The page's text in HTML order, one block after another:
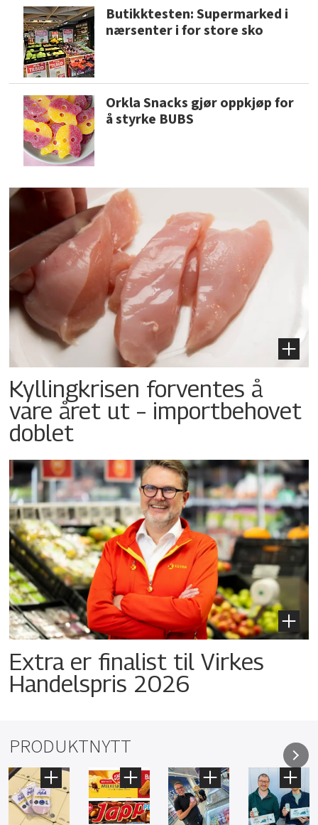
Butikktesten: Supermarked i
nærsenter i for store sko
Orkla Snacks gjør oppkjøp for
å styrke BUBS
Kyllingkrisen forventes å
vare året ut – importbehovet
doblet
Extra er finalist til Virkes
Handelspris 2026
PRODUKTNYTT